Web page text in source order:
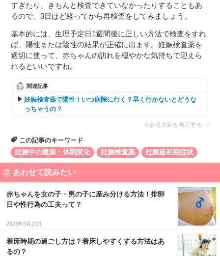
すぎたり、きちんと検査できていなかったりすることもあ
るので、3日ほど経ってから再検査をしてみましょう。
基本的には、生理予定日1週間後に正しい方法で検査をすれ
ば、陽性または陰性の結果が正確に出ます。妊娠検査薬を
適切に使って、赤ちゃんの訪れを穏やかな気持ちで迎えら
れるといいですね。
関連記事
妊娠検査薬で陽性！いつ病院に行く？早く行かないとどうな
っちゃうの？
※参考文献を表示する
この記事のキーワード
妊娠中の健康・体調変化
妊娠検査薬 妊娠超初期症状
あわせて読みたい
赤ちゃんを女の子・男の子に産み分ける方法！排卵
日や性行為の工夫って？
2023年3月13日
着床時期の過ごし方は？着床しやすくする方法はあ
るの？